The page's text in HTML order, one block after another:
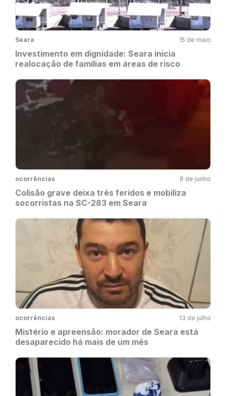
Seara 15 de maio
Investimento em dignidade: Seara inicia
realocação de famílias em áreas de risco
ocorrências 8 de junho
Colisão grave deixa três feridos e mobiliza
socorristas na SC-283 em Seara
ocorrências 13 de julho
Mistério e apreensão: morador de Seara está
desaparecido há mais de um mês